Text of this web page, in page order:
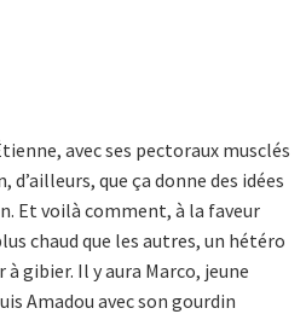
avec ses pectoraux musclés
d’ailleurs, que ça donne des idées
Et voilà comment, à la faveur
chaud que les autres, un hétéro
à gibier. Il y aura Marco, jeune
Amadou avec son gourdin